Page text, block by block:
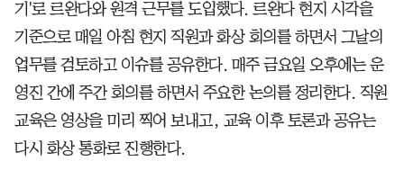
기'로 르완다와 원격 근무를 도입했다. 르완다 현지 시각을
기준으로 매일 아침 현지 직원과 화상 회의를 하면서 그날의
업무를 검토하고 이슈를 공유한다. 매주 금요일 오후에는 운
영진 간에 주간 회의를 하면서 주요한 논의를 정리한다. 직원
교육은 영상을 미리 찍어 보내고, 교육 이후 토론과 공유는
다시 화상 통화로 진행한다.